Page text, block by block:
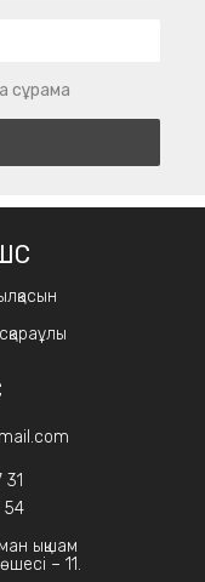
сұрама
54
ықшам
– 11.